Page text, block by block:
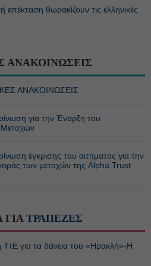
επέκταση θωρακίζουν τις ελληνικές
ΑΝΑΚΟΙΝΩΣΕΙΣ
ΑΝΑΚΟΙΝΩΣΕΙΣ
για την Έναρξη του
Μετοχών
έγκρισης του αιτήματος για την
των μετοχών της Alpha Trust
ΓΙΑ ΤΡΑΠΕΖΕΣ
ΤτΕ για τα δάνεια του «Ηρακλή»-Η